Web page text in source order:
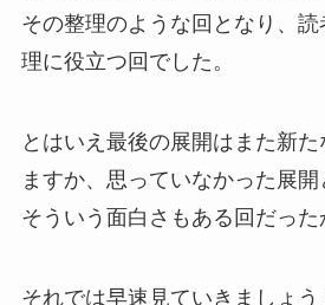
その整理のような回となり、
理に役立つ回でした。
とはいえ最後の展開はまた新
ますか、思っていなかった展
そういう面白さもある回だった
それでは早速見ていきましょう